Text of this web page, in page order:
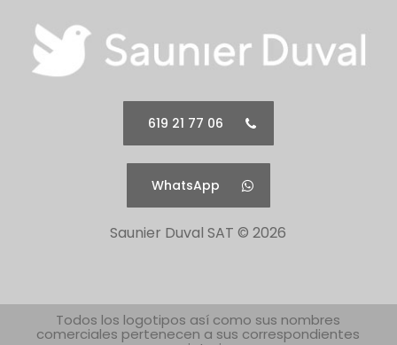
619 21 77 06
WhatsApp
Saunier Duval SAT ©2026
Todos los logotipos así como sus nombres
comerciales pertenecen a sus correspondientes